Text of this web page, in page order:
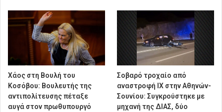
Χάος στη Βουλή του
Κοσόβου: Βουλευτής της
αντιπολίτευσης πέταξε
αυγά στον πρωθυπουργό
Σοβαρό τροχαίο από
αναστροφή ΙΧ στην Αθηνών-
Σουνίου: Συγκρούστηκε με
μηχανή της ΔΙΑΣ, δύο